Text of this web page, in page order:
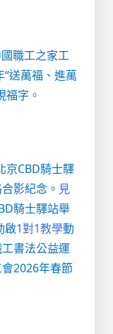
職工之家工
送萬福、進萬
福字。
京CBD騎士驛
影紀念。 見
騎士驛站舉
啟1對1教學動
工書法公益運
2026年春節